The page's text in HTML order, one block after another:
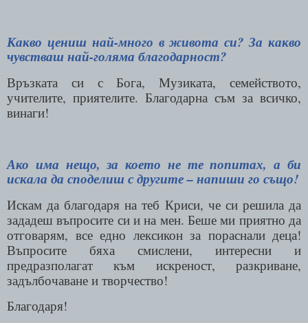
Какво цениш най-много в живота си? За какво
чувстваш най-голяма благодарност?
Връзката си с Бога, Музиката, семейството,
учителите, приятелите. Благодарна съм за всичко,
винаги!
Ако има нещо, за което не те попитах, а би
искала да споделиш с другите – напиши го също!
Искам да благодаря на теб Криси, че си решила да
зададеш въпросите си и на мен. Беше ми приятно да
отговарям, все едно лексикон за пораснали деца!
Въпросите бяха смислени, интересни и
предразполагат към искреност, разкриване,
задълбочаване и творчество!
Благодаря!